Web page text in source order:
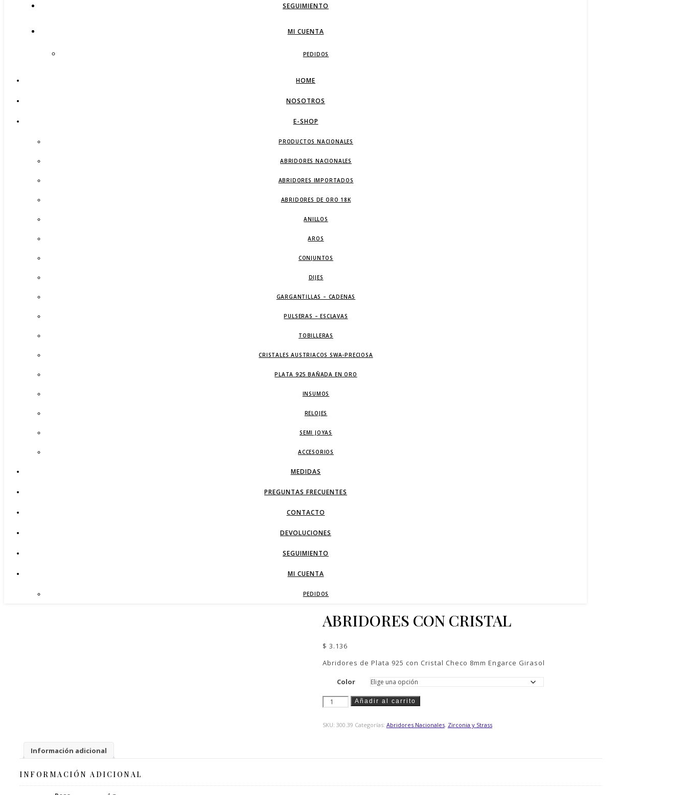
SEGUIMIENTO
MI CUENTA
PEDIDOS
HOME
NOSOTROS
E-SHOP
PRODUCTOS NACIONALES
ABRIDORES NACIONALES
ABRIDORES IMPORTADOS
ABRIDORES DE ORO 18K
ANILLOS
AROS
CONJUNTOS
DIJES
GARGANTILLAS – CADENAS
PULSERAS – ESCLAVAS
TOBILLERAS
CRISTALES AUSTRIACOS SWA-PRECIOSA
PLATA 925 BAÑADA EN ORO
INSUMOS
RELOJES
SEMI JOYAS
ACCESORIOS
MEDIDAS
PREGUNTAS FRECUENTES
CONTACTO
DEVOLUCIONES
SEGUIMIENTO
MI CUENTA
PEDIDOS
ABRIDORES CON CRISTAL
$ 3.136
Abridores de Plata 925 con Cristal Checo 8mm Engarce Girasol
Color
Abridores
con
cantidad
Añadir al carrito
SKU: 300.39 Categorías: Abridores Nacionales, Zirconia y Strass
Información adicional
INFORMACIÓN ADICIONAL